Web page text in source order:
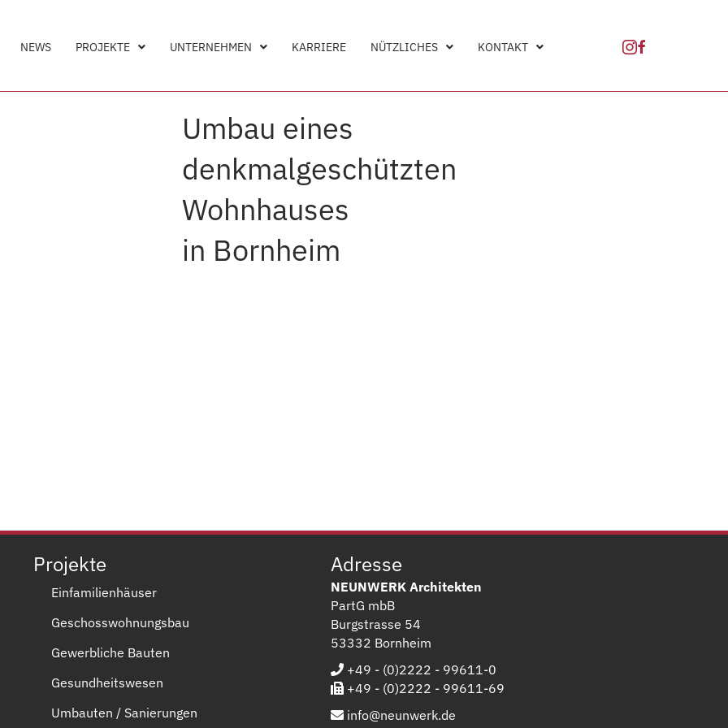
NEWS PROJEKTE UNTERNEHMEN KARRIERE NÜTZLICHES KONTAKT
Umbau eines
denkmalgeschützten
Wohnhauses
in Bornheim
Projekte
Einfamilienhäuser
Geschosswohnungsbau
Gewerbliche Bauten
Gesundheitswesen
Umbauten / Sanierungen
Adresse
NEUNWERK Architekten
PartG mbB
Burgstrasse 54
53332 Bornheim
+49 - (0)2222 - 99611-0
+49 - (0)2222 - 99611-69
info@neunwerk.de